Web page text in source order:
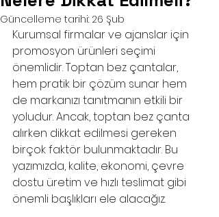
Güncelleme tarihi: 26 Şub
Kurumsal firmalar ve ajanslar için
promosyon ürünleri seçimi
önemlidir. Toptan bez çantalar,
hem pratik bir çözüm sunar hem
de markanızı tanıtmanın etkili bir
yoludur. Ancak, toptan bez çanta
alırken dikkat edilmesi gereken
birçok faktör bulunmaktadır. Bu
yazımızda, kalite, ekonomi, çevre
dostu üretim ve hızlı teslimat gibi
önemli başlıkları ele alacağız.